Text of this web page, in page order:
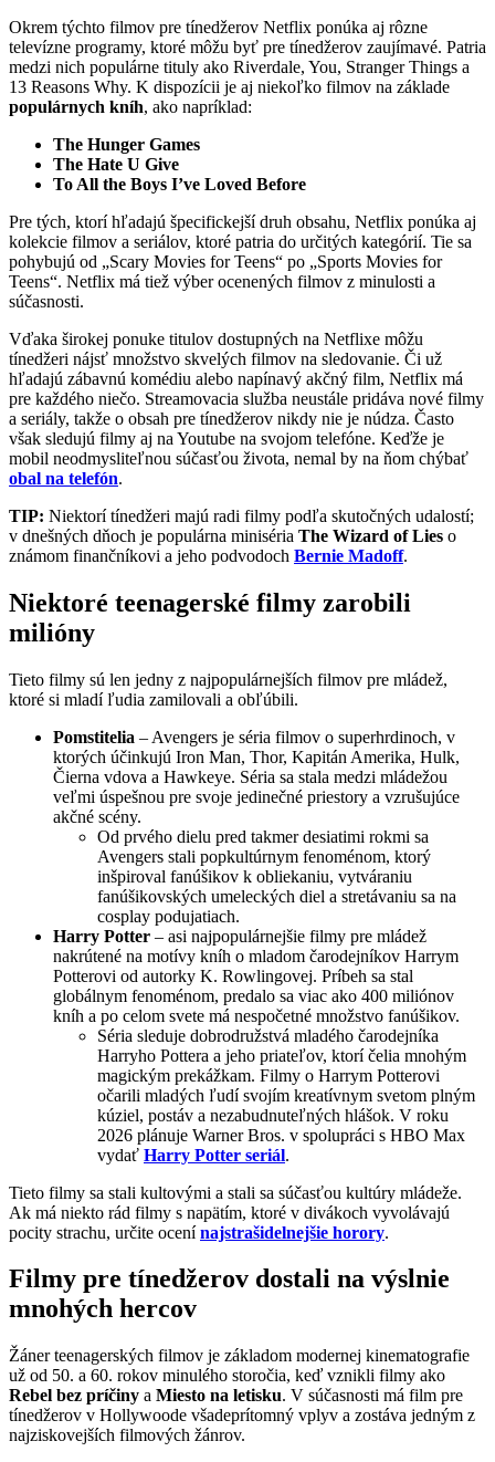
Okrem týchto filmov pre tínedžerov Netflix ponúka aj rôzne
televízne programy, ktoré môžu byť pre tínedžerov zaujímavé. Patria
medzi nich populárne tituly ako Riverdale, You, Stranger Things a
13 Reasons Why. K dispozícii je aj niekoľko filmov na základe
populárnych kníh, ako napríklad:
The Hunger Games
The Hate U Give
To All the Boys I’ve Loved Before
Pre tých, ktorí hľadajú špecifickejší druh obsahu, Netflix ponúka aj
kolekcie filmov a seriálov, ktoré patria do určitých kategórií. Tie sa
pohybujú od „Scary Movies for Teens“ po „Sports Movies for
Teens“. Netflix má tiež výber ocenených filmov z minulosti a
súčasnosti.
Vďaka širokej ponuke titulov dostupných na Netflixe môžu
tínedžeri nájsť množstvo skvelých filmov na sledovanie. Či už
hľadajú zábavnú komédiu alebo napínavý akčný film, Netflix má
pre každého niečo. Streamovacia služba neustále pridáva nové filmy
a seriály, takže o obsah pre tínedžerov nikdy nie je núdza. Často
však sledujú filmy aj na Youtube na svojom telefóne. Keďže je
mobil neodmysliteľnou súčasťou života, nemal by na ňom chýbať
obal na telefón.
TIP: Niektorí tínedžeri majú radi filmy podľa skutočných udalostí;
v dnešných dňoch je populárna miniséria The Wizard of Lies o
známom finančníkovi a jeho podvodoch Bernie Madoff.
Niektoré teenagerské filmy zarobili
milióny
Tieto filmy sú len jedny z najpopulárnejších filmov pre mládež,
ktoré si mladí ľudia zamilovali a obľúbili.
Pomstitelia – Avengers je séria filmov o superhrdinoch, v
ktorých účinkujú Iron Man, Thor, Kapitán Amerika, Hulk,
Čierna vdova a Hawkeye. Séria sa stala medzi mládežou
veľmi úspešnou pre svoje jedinečné priestory a vzrušujúce
akčné scény.
Od prvého dielu pred takmer desiatimi rokmi sa
Avengers stali popkultúrnym fenoménom, ktorý
inšpiroval fanúšikov k obliekaniu, vytváraniu
fanúšikovských umeleckých diel a stretávaniu sa na
cosplay podujatiach.
Harry Potter – asi najpopulárnejšie filmy pre mládež
nakrútené na motívy kníh o mladom čarodejníkov Harrym
Potterovi od autorky K. Rowlingovej. Príbeh sa stal
globálnym fenoménom, predalo sa viac ako 400 miliónov
kníh a po celom svete má nespočetné množstvo fanúšikov.
Séria sleduje dobrodružstvá mladého čarodejníka
Harryho Pottera a jeho priateľov, ktorí čelia mnohým
magickým prekážkam. Filmy o Harrym Potterovi
očarili mladých ľudí svojím kreatívnym svetom plným
kúziel, postáv a nezabudnuteľných hlášok. V roku
2026 plánuje Warner Bros. v spolupráci s HBO Max
vydať Harry Potter seriál.
Tieto filmy sa stali kultovými a stali sa súčasťou kultúry mládeže.
Ak má niekto rád filmy s napätím, ktoré v divákoch vyvolávajú
pocity strachu, určite ocenínajstrašidelnejšie horory.
Filmy pre tínedžerov dostali na výslnie
mnohých hercov
Žáner teenagerských filmov je základom modernej kinematografie
už od 50. a 60. rokov minulého storočia, keď vznikli filmy ako
Rebel bez príčiny a Miesto na letisku. V súčasnosti má film pre
tínedžerov v Hollywoode všadeprítomný vplyv a zostáva jedným z
najziskovejších filmových žánrov.